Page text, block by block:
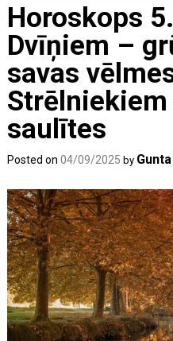
Horoskops
Dvīņiem –
savas
saulītes
Posted on04/09/2025 by